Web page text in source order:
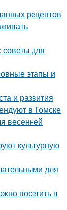
рецептов
советы для
этапы и
и развития
в Томске
весенней
культурную
для
посетить в